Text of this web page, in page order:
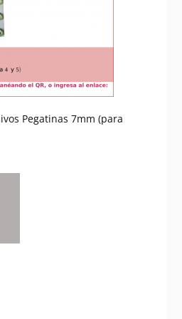
Pegatinas 7mm (para